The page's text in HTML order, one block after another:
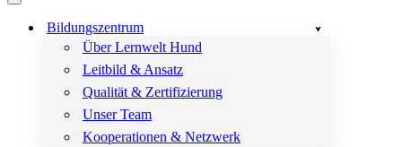
Navigationsmenü
Bildungszentrum
Über Lernwelt Hund
Leitbild & Ansatz
Qualität & Zertifizierung
Unser Team
Kooperationen & Netzwerk